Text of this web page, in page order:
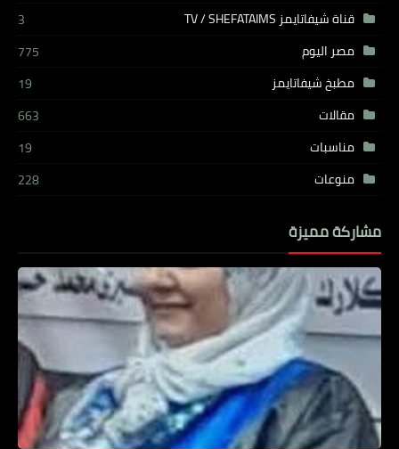
قناة شيفاتايمز TV / SHEFATAIMS
3
مصر اليوم
775
مطبخ شيفاتايمز
19
مقالات
663
مناسبات
19
منوعات
228
مشاركة مميزة